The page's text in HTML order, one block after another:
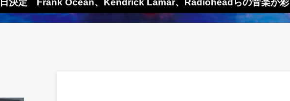
日決定 Frank Ocean、Kendrick Lamar、Radioheadらの音楽が彩